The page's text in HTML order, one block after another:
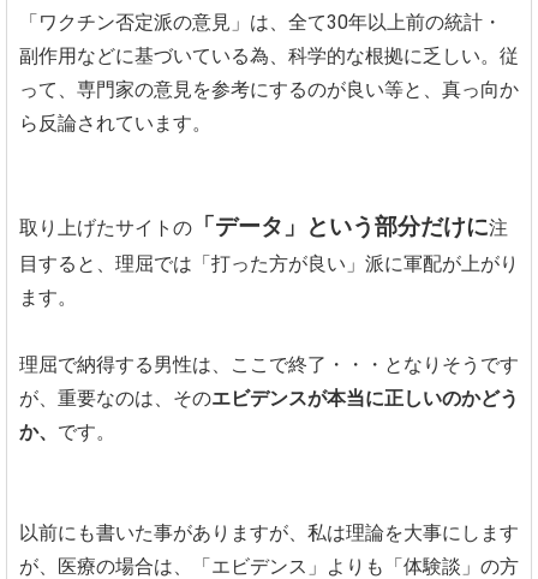
「ワクチン否定派の意見」は、全て30年以上前の統計・
副作用などに基づいている為、科学的な根拠に乏しい。従
って、専門家の意見を参考にするのが良い等と、真っ向か
ら反論されています。
取り上げたサイトの 「データ」という部分だけに注
目すると、理屈では「打った方が良い」派に軍配が上がり
ます。
理屈で納得する男性は、ここで終了・・・となりそうです
が、重要なのは、そのエビデンスが本当に正しいのかどう
か、 です。
以前にも書いた事がありますが、私は理論を大事にします
が、医療の場合は、「エビデンス」よりも「体験談」の方